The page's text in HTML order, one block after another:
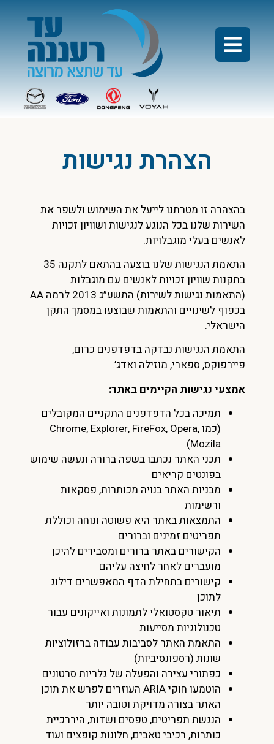
הצהרת נגישות
בהצהרה זו מטרתנו לייעל את השימוש ולשפר את
השירות שלנו בכל הנוגע לנגישות ושוויון זכויות
לאנשים בעלי מוגבלויות.
התאמת הנגישות שלנו בוצעה בהתאם לתקנה 35
בתקנות שוויון זכויות לאנשים עם מוגבלות
(התאמות נגישות לשירות) התשע”ג 2013 לרמה AA
בכפוף לשינויים והתאמות שבוצעו במסמך התקן
הישראלי.
התאמת הנגישות נבדקה בדפדפנים כרום,
פיירפוקס, ספארי, מוזילה ואדג’.
אמצעי נגישות הקיימים באתר:
תמיכה בכל הדפדפנים התקניים המקובלים
(כמו Chrome, Explorer, FireFox, Opera,
Mozila).
תכני האתר נכתבו בשפה ברורה ונעשה שימוש
בפונטים קריאים
מבניות האתר בנויה מכותרות, פסקאות
ורשימות
התמצאות באתר היא פשוטה ונוחה וכוללת
תפריטים זמינים וברורים
הקישורים באתר ברורים ומסבירים להיכן
מועברים לאחר לחיצה עליהם
קישורים בתחילת הדף המאפשרים דילוג
לתוכן
תיאור טקסטואלי לתמונות ואייקונים עבור
טכנולוגיות מסייעות
התאמת האתר לסביבות עבודה ברזולוציות
שונות (רספונסיביות)
כפתורי עצירה והפעלה של גלריות סרטונים
הוטמעו חוקי ARIA העוזרים לפרש את תוכן
האתר בצורה מדויקת וטובה יותר
הנגשת תפריטים, טפסים ושדות, היררכיית
כותרות, רכיבי טאבים, חלונות קופצים ועוד